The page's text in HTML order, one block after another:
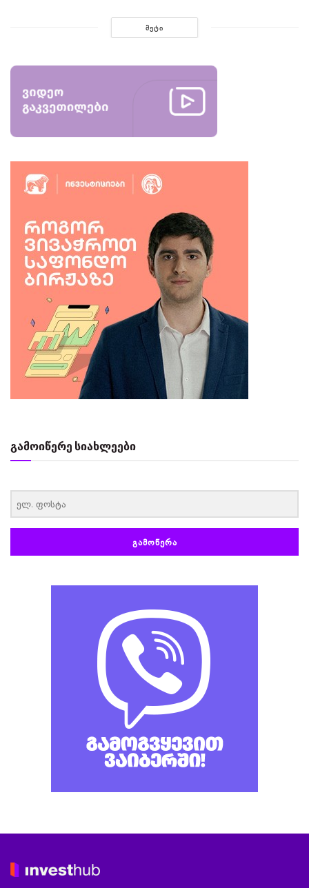
ᲛᲔᲢᲘ
გამოიწერე სიახლეები
ᲒᲐᲛᲝᲬᲔᲠᲐ